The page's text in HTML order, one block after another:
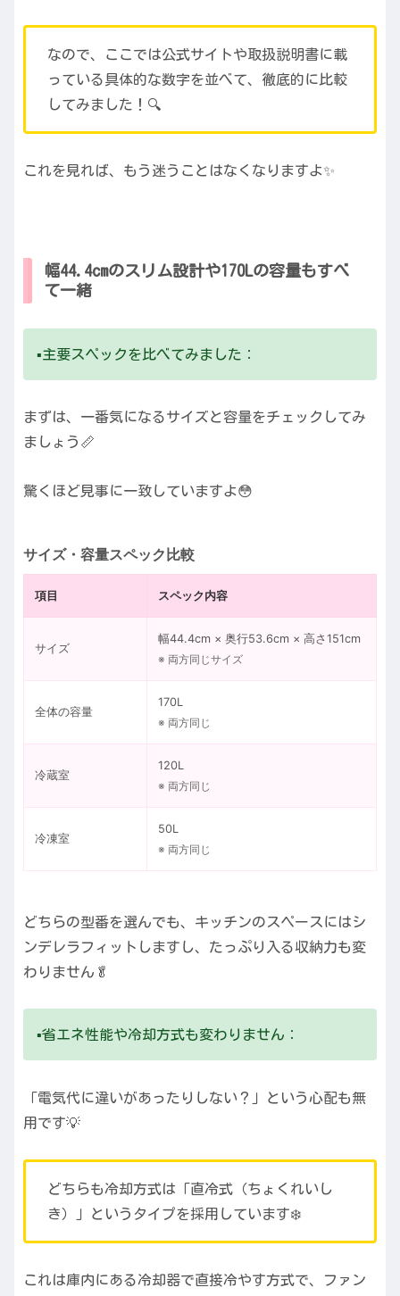
なので、ここでは公式サイトや取扱説明書に載
っている具体的な数字を並べて、徹底的に比較
してみました！🔍
これを見れば、もう迷うことはなくなりますよ✨
幅44.4cmのスリム設計や170Lの容量もすべ
て一緒
▪️主要スペックを比べてみました：
まずは、一番気になるサイズと容量をチェックしてみ
ましょう📏
驚くほど見事に一致していますよ😳
サイズ・容量スペック比較
項目 スペック内容
サイズ
幅44.4cm × 奥行53.6cm × 高さ151cm
※ 両方同じサイズ
全体の容量
170L
※ 両方同じ
冷蔵室
120L
※ 両方同じ
冷凍室
50L
※ 両方同じ
どちらの型番を選んでも、キッチンのスペースにはシ
ンデレラフィットしますし、たっぷり入る収納力も変
わりません🥬
▪️省エネ性能や冷却方式も変わりません：
「電気代に違いがあったりしない？」という心配も無
用です💡
どちらも冷却方式は「直冷式（ちょくれいし
き）」というタイプを採用しています❄️
これは庫内にある冷却器で直接冷やす方式で、ファン